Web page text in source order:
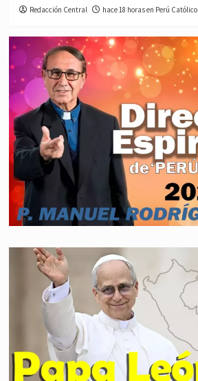
Redacción Central hace 18 horas en Perú Católico